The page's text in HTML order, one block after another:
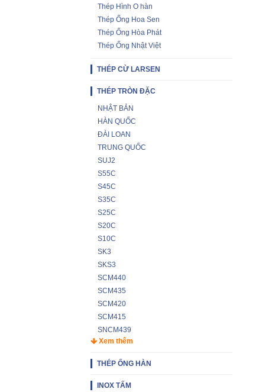
Thép Hình O hàn
Thép Ống Hoa Sen
Thép Ống Hòa Phát
Thép Ống Nhật Việt
THÉP CỪ LARSEN
THÉP TRÒN ĐẶC
NHẬT BẢN
HÀN QUỐC
ĐÀI LOAN
TRUNG QUỐC
SUJ2
S55C
S45C
S35C
S25C
S20C
S10C
SK3
SKS3
SCM440
SCM435
SCM420
SCM415
SNCM439
Xem thêm
THÉP ỐNG HÀN
INOX TẤM